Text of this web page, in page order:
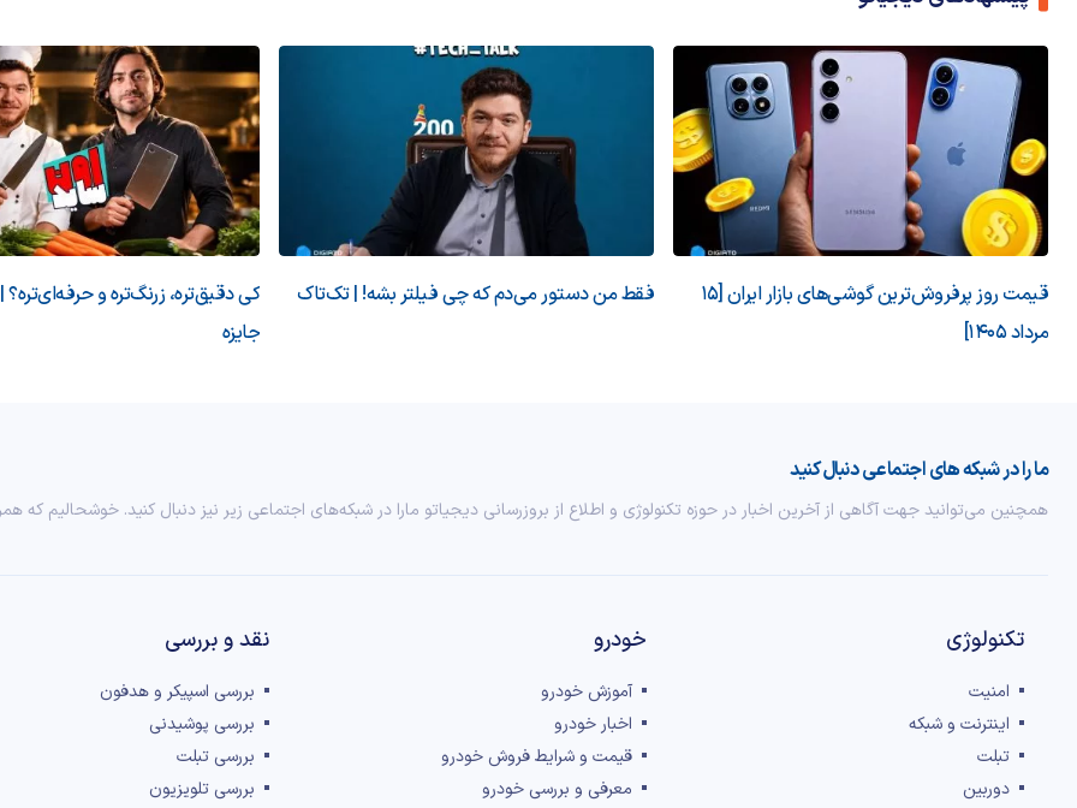
قیمت روز پرفروش‌ترین گوشی‌های بازار ایران [15
مرداد 1405]
فقط من دستور می‌دم که چی فیلتر بشه! | تک‌تاک
کی دقیق‌تره، زرنگ‌تره و
جایزه
ما را در شبکه های اجتماعی دنبال کنید
همچنین می‌توانید جهت آگاهی از آخرین اخبار در حوزه تکنولوژی و اطلاع از بروزرسانی دیجیاتو مارا در شبکه‌های اجتماعی زیر نیز دنبال کنید. خوشحالیم که
تکنولوژی
امنیت
اینترنت و شبکه
تبلت
دوربین
خودرو
آموزش خودرو
اخبار خودرو
قیمت و شرایط فروش خودرو
معرفی و بررسی خودرو
نقد و بررسی‌
بررسی اسپیکر و هدفون
بررسی پوشیدنی
بررسی تبلت
بررسی تلویزیون